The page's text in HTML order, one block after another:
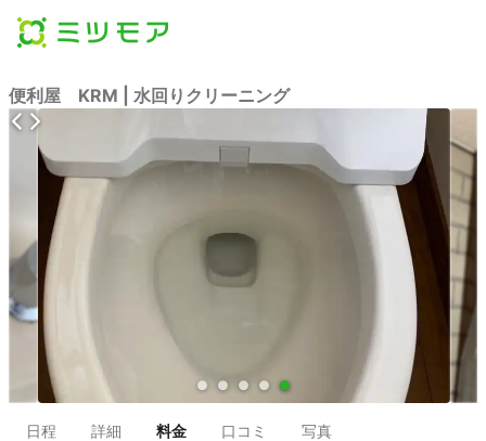
便利屋 KRM | 水回りクリーニング
● ● ● ● ●
日程 詳細 料金 口コミ 写真